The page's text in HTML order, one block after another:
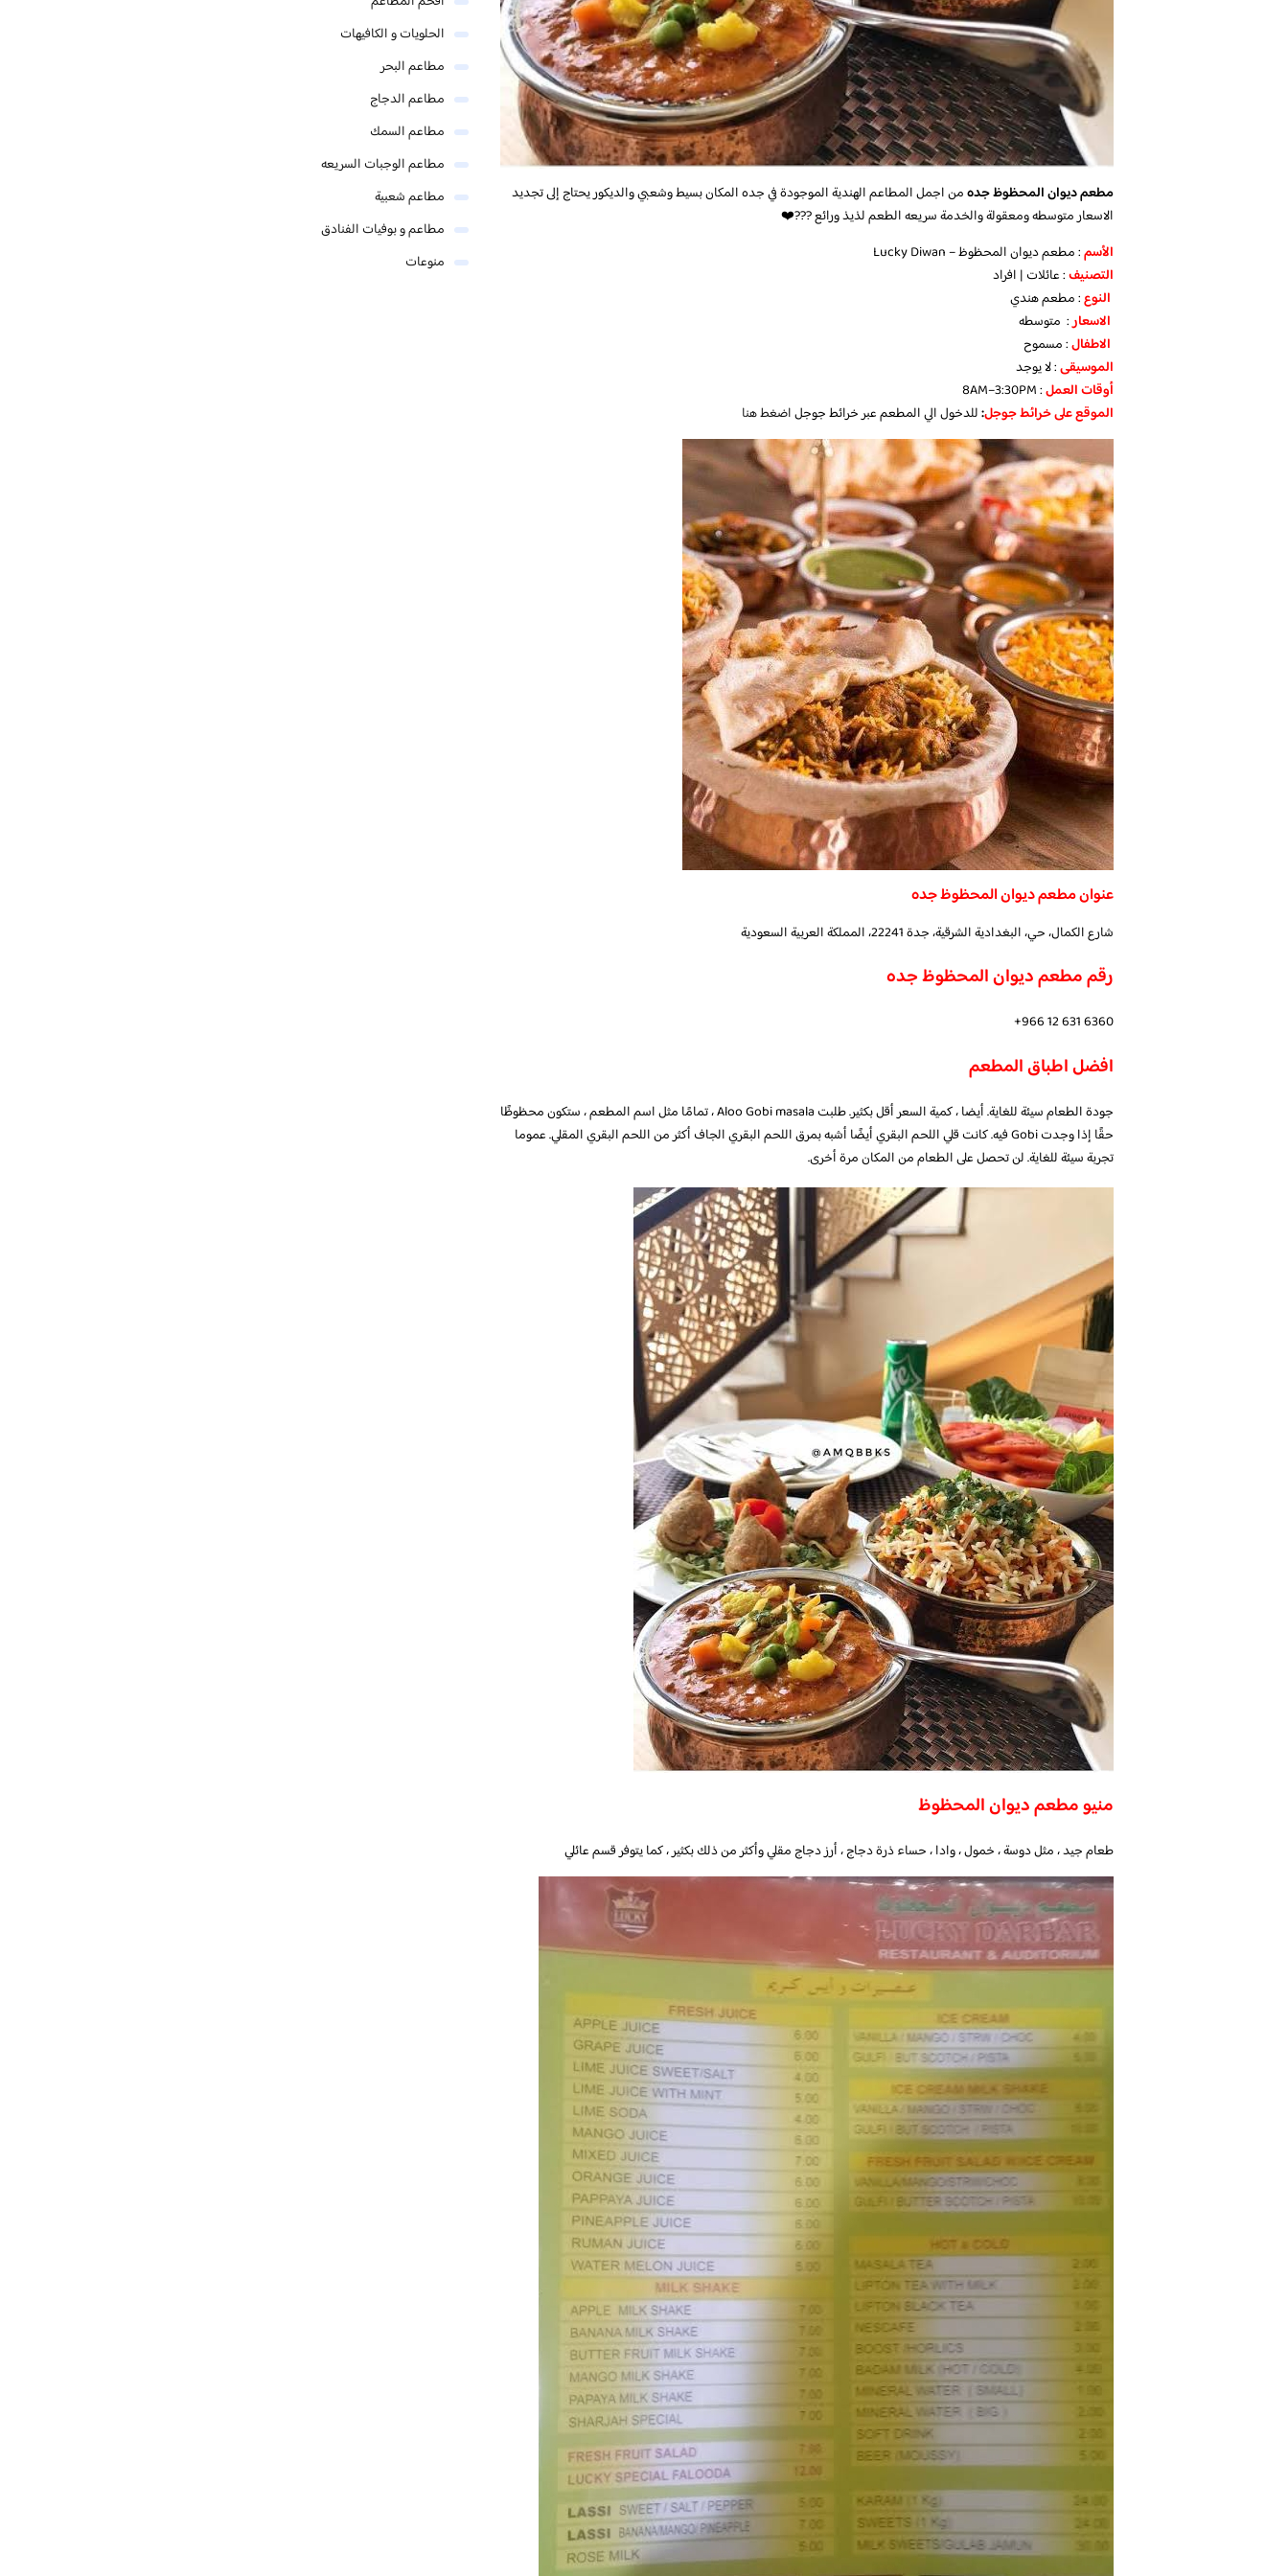
مطعم ديوان المحظوظ جدهمن اجمل المطاعم الهندية الموجودة في جده المكان بسيط وشعبي والديكور يحتاج إلى تجديد
الاسعار متوسطه ومعقولة والخدمة سريعه الطعم لذيذ ورائع ???❤️
الأسم: مطعم ديوان المحظوظ – Lucky Diwan
التصنيف: عائلات | افراد
النوع: مطعم هندي
الاسعار: متوسطه
الاطفال: مسموح
الموسيقى: لا يوجد
أوقات العمل: 8AM–3:30PM
الموقع على خرائط جوجل:للدخول الي المطعم عبر خرائط جوجلاضغط هنا
عنوان مطعم ديوان المحظوظ جده
شارع الكمال، حي، البغدادية الشرقية، جدة 22241، المملكة العربية السعودية
رقم مطعم ديوان المحظوظ جده
افضل اطباق المطعم
جودة الطعام سيئة للغاية. أيضا ، كمية السعر أقل بكثير. طلبت Aloo Gobi masala ، تمامًا مثل اسم المطعم ، ستكون محظوظًا
حقًا إذا وجدت Gobi فيه. كانت قلي اللحم البقري أيضًا أشبه بمرق اللحم البقري الجاف أكثر من اللحم البقري المقلي. عموما
تجربة سيئة للغاية. لن تحصل على الطعام من المكان مرة أخرى.
منيو مطعم ديوان المحظوظ
طعام جيد ، مثل دوسة ، خمول ، وادا ، حساء ذرة دجاج ، أرز دجاج مقلي وأكثر من ذلك بكثير ، كما يتوفر قسم عائلي
الحلويات و الكافيهات ‎
مطاعم البحر
مطاعم الدجاج
مطاعم السمك
مطاعم الوجبات السريعه
مطاعم شعبية
مطاعم و بوفيات الفنادق
منوعات